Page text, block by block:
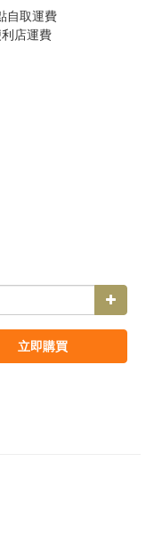
自取運費
店運費
立即購買